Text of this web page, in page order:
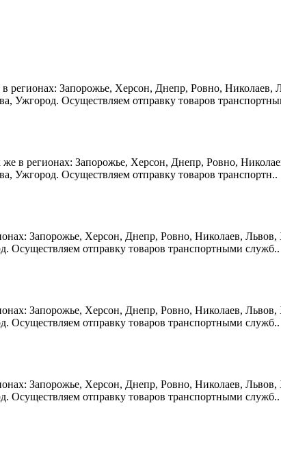
регионах: Запорожье, Херсон, Днепр, Ровно,
Ужгород. Осуществляем отправку товаров
в регионах: Запорожье, Херсон, Днепр, Ровно,
Осуществляем отправку товаров транспортн..
Запорожье, Херсон, Днепр, Ровно, Николаев,
отправку товаров транспортными служб..
Запорожье, Херсон, Днепр, Ровно, Николаев,
отправку товаров транспортными служб..
Запорожье, Херсон, Днепр, Ровно, Николаев,
отправку товаров транспортными служб..